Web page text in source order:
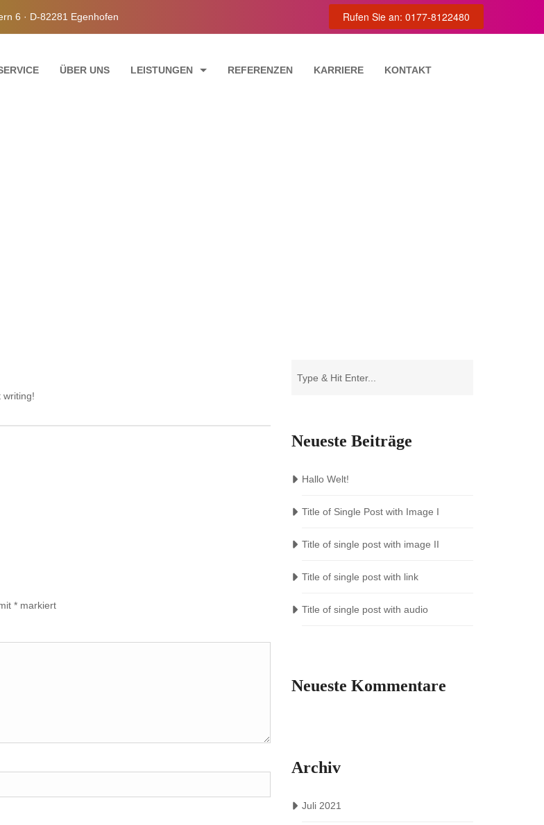
6 · D-82281 Egenhofen Rufen Sie an: 0177-8122480
ÜBER UNS LEISTUNGEN REFERENZEN KARRIERE KONTAKT
writing!
* markiert
Neueste Beiträge
Hallo Welt!
Title of Single Post with Image I
Title of single post with image II
Title of single post with link
Title of single post with audio
Neueste Kommentare
Archiv
Juli 2021